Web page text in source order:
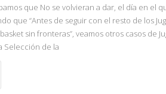
que No se volvieran a dar, el día en el
que “Antes de seguir con el resto de los
sin fronteras”, veamos otros casos de
Selección de la